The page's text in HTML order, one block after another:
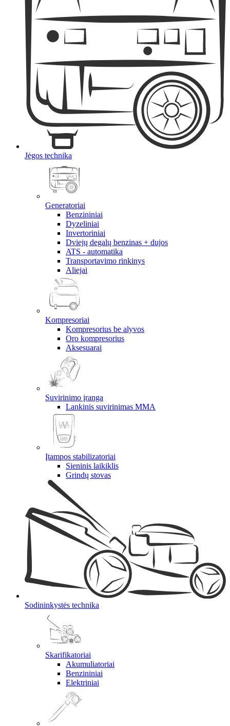
Jėgos technika
Generatoriai
Benzininiai
Dyzeliniai
Invertoriniai
Dviejų degalų benzinas + dujos
ATS - automatika
Transportavimo rinkinys
Aliejai
Kompresoriai
Kompresorius be alyvos
Oro kompresorius
Aksesuarai
Suvirinimo įranga
Lankinis suvirinimas MMA
Įtampos stabilizatoriai
Sieninis laikiklis
Grindų stovas
Sodininkystės technika
Skarifikatoriai
Akumuliatoriai
Benzininiai
Elektriniai